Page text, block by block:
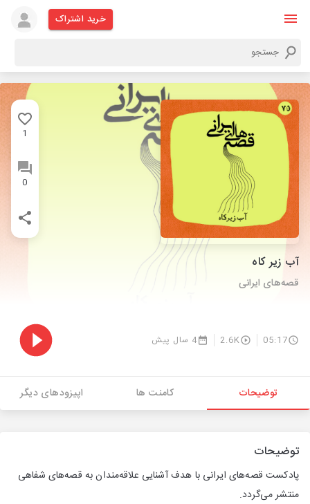
خرید اشتراک
1
0
آب زیر کاه
قصه‌های ایرانی
05:17
2.6K 4 سال پیش
توضیحات کامنت ها اپیزودهای دیگر
توضیحات
پادکست قصه‌های ایرانی با هدف آشنایی علاقه‌مندان به قصه‌های شفاهی
منتشر می‌گردد.